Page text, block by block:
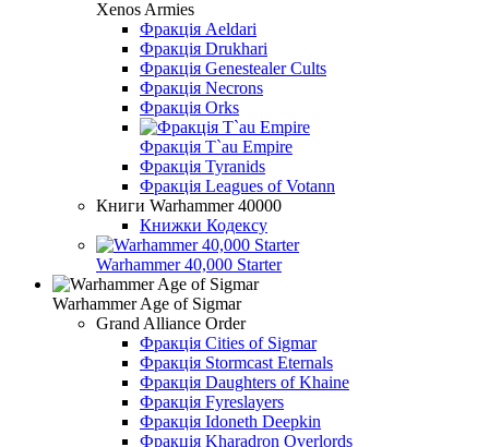
Xenos Armies
Фракція Aeldari
Фракція Drukhari
Фракція Genestealer Cults
Фракція Necrons
Фракція Orks
Фракція T`au Empire
Фракція Tyranids
Фракція Leagues of Votann
Книги Warhammer 40000
Книжки Кодексу
Warhammer 40,000 Starter
Warhammer Age of Sigmar
Grand Alliance Order
Фракція Cities of Sigmar
Фракція Stormcast Eternals
Фракція Daughters of Khaine
Фракція Fyreslayers
Фракція Idoneth Deepkin
Фракція Kharadron Overlords